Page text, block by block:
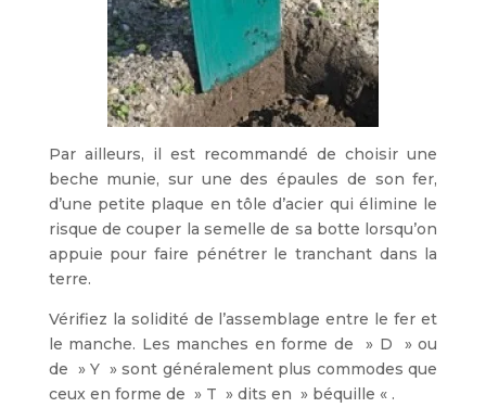
Par ailleurs, il est recommandé de choisir une
beche munie, sur une des épaules de son fer,
d’une petite plaque en tôle d’acier qui élimine le
risque de couper la semelle de sa botte lorsqu’on
appuie pour faire pénétrer le tranchant dans la
terre.
Vérifiez la solidité de l’assemblage entre le fer et
le manche. Les manches en forme de » D » ou
de » Y » sont généralement plus commodes que
ceux en forme de » T » dits en » béquille « .